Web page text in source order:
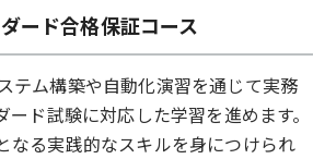
ード合格保証コース
テム構築や自動化演習を通じて実務
ド試験に対応した学習を進めます。
なる実践的なスキルを身につけられ